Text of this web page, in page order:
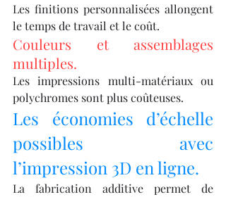
Les finitions personnalisées allongent
le temps de travail et le coût.
Couleurs et assemblages
multiples.
Les impressions multi-matériaux ou
polychromes sont plus coûteuses.
Les économies d’échelle
possibles avec
l’impression 3D en ligne.
La fabrication additive permet de